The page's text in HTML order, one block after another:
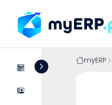
Systemy
myERP